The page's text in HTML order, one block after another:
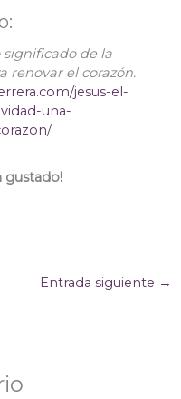
significado de la
renovar el corazón.
jesus-el-
una-
gustado!
Entrada siguiente →